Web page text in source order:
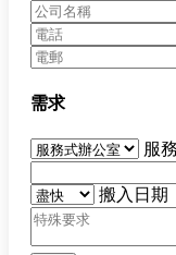
需求
服務
搬入日期